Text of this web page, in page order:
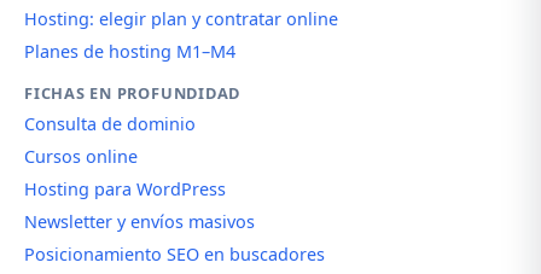
Hosting: elegir plan y contratar online
Planes de hosting M1–M4
FICHAS EN PROFUNDIDAD
Consulta de dominio
Cursos online
Hosting para WordPress
Newsletter y envíos masivos
Posicionamiento SEO en buscadores